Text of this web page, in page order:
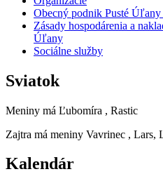
Obecný podnik Pusté Úľany
Zásady hospodárenia a
Úľany
Sociálne služby
Sviatok
Meniny má Ľubomíra , Rastic
Zajtra má meniny Vavrinec , Lars,
Kalendár